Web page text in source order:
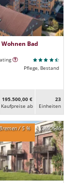
Bad
Pflege, Bestand
195.500,00 €
Kaufpreise ab
23
Ein­heiten
DA00646
/ 5 %